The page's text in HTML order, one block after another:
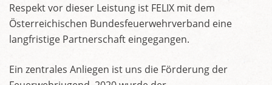
Respekt vor dieser Leistung ist FELIX mit dem
Österreichischen Bundesfeuerwehrverband eine
langfristige Partnerschaft eingegangen.
Ein zentrales Anliegen ist uns die Förderung der